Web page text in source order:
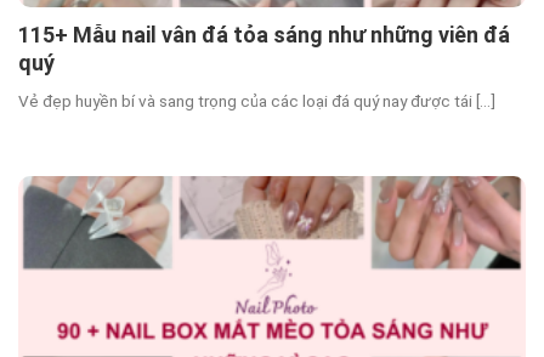
115+ Mẫu nail vân đá tỏa sáng như những viên đá
quý
Vẻ đẹp huyền bí và sang trọng của các loại đá quý nay được tái [...]